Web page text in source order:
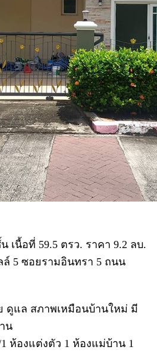
เนื้อที่ 59.5 ตรว. ราคา 9.2 ลบ.
5 ซอยรามอินทรา 5 ถนน
ดูแล สภาพเหมือนบ้านใหม่ มี
น
ห้องแต่งตัว 1 ห้องแม่บ้าน 1